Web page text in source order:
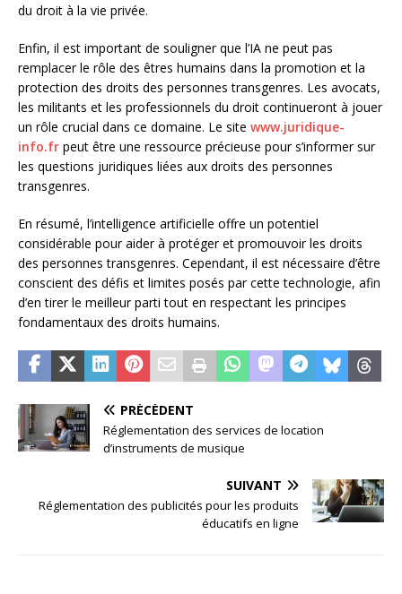
du droit à la vie privée.
Enfin, il est important de souligner que l’IA ne peut pas
remplacer le rôle des êtres humains dans la promotion et la
protection des droits des personnes transgenres. Les avocats,
les militants et les professionnels du droit continueront à jouer
un rôle crucial dans ce domaine. Le site www.juridique-
info.fr peut être une ressource précieuse pour s’informer sur
les questions juridiques liées aux droits des personnes
transgenres.
En résumé, l’intelligence artificielle offre un potentiel
considérable pour aider à protéger et promouvoir les droits
des personnes transgenres. Cependant, il est nécessaire d’être
conscient des défis et limites posés par cette technologie, afin
d’en tirer le meilleur parti tout en respectant les principes
fondamentaux des droits humains.
PRÉCÉDENT
Réglementation des services de location
d’instruments de musique
SUIVANT
Réglementation des publicités pour les produits
éducatifs en ligne